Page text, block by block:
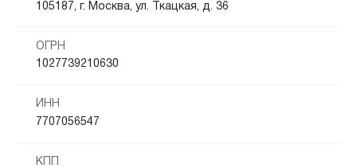
105187, г. Москва, ул. Ткацкая, д. 36
ОГРН
1027739210630
ИНН
7707056547
КПП